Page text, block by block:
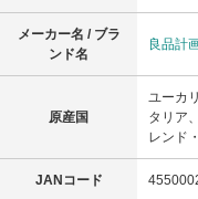
メーカー名 / ブラ
ンド名
良品計
原産国
ユーカ
タリア
レンド
JANコード